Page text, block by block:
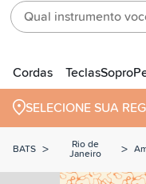
Cordas TeclasSopro
SELECIONE SUA
BATS >
Rio de
Janeiro
>